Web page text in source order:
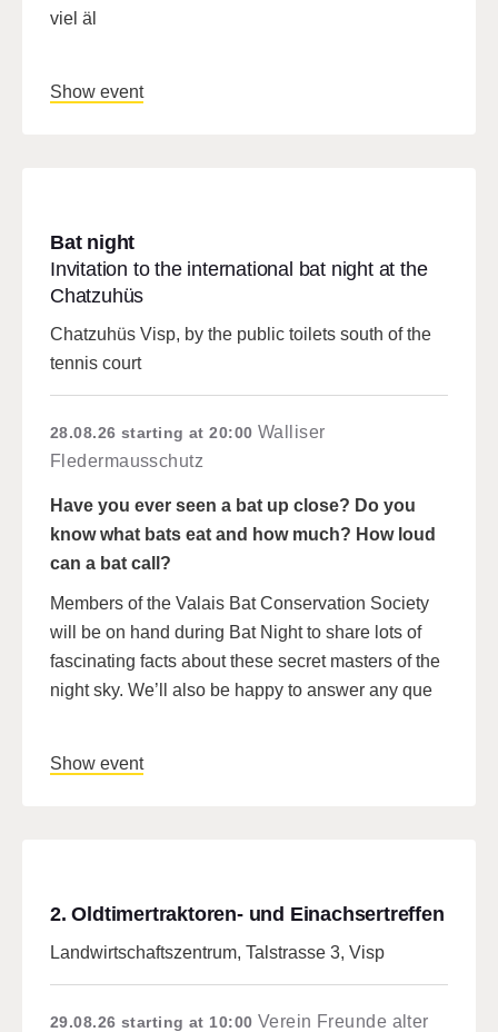
viel äl
Show event
Bat night
Invitation to the international bat night at the
Chatzuhüs
Chatzuhüs Visp, by the public toilets south of the
tennis court
28.08.26 starting at 20:00 Walliser
Fledermausschutz
Have you ever seen a bat up close? Do you
know what bats eat and how much? How loud
can a bat call?
Members of the Valais Bat Conservation Society
will be on hand during Bat Night to share lots of
fascinating facts about these secret masters of the
night sky. We’ll also be happy to answer any que
Show event
2. Oldtimertraktoren- und Einachsertreffen
Landwirtschaftszentrum, Talstrasse 3, Visp
29.08.26 starting at 10:00 Verein Freunde alter